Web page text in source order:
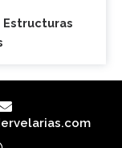
Estructuras